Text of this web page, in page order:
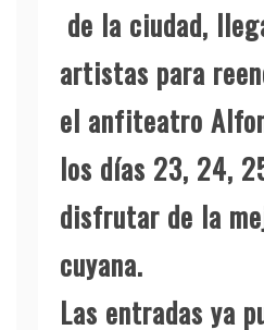
de la ciudad,
artistas para
el anfiteatro
los días 23, 24,
disfrutar de la
cuyana.
Las entradas ya